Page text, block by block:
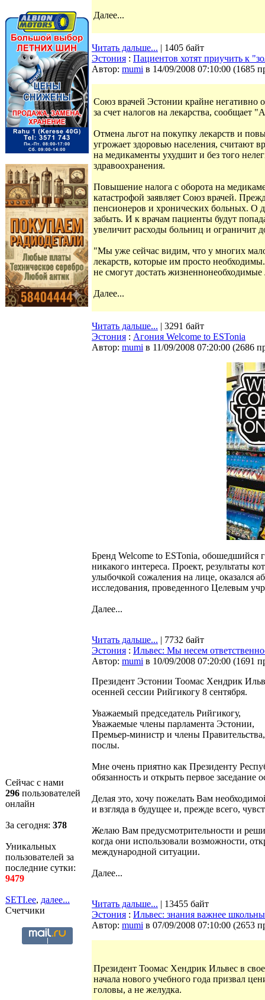
Сейчас с нами
296 пользователей
онлайн
За сегодня: 378
Уникальных
пользователей за
последние сутки:
9479
SETI.ee, далее...
Счетчики
Далее...
Читать дальше... | 1405 байт
Эстония : Пациентов хотят приучить к
Автор: mumi в 14/09/2008 07:10:00 (1685
Союз врачей Эстонии крайне негативно
за счет налогов на лекарства, сообщает
Отмена льгот на покупку лекарств и
угрожает здоровью населения, считают
на медикаменты ухудшит и без того
здравоохранения.
Повышение налога с оборота на
катастрофой заявляет Союз врачей.
пенсионеров и хронических больных. О
забыть. И к врачам пациенты будут
увеличит расходы больниц и ограничит
"Мы уже сейчас видим, что у многих
лекарств, которые им просто
не смогут достать
Далее...
Читать дальше... | 3291 байт
Эстония : Агония Welcome to ESTonia
Автор: mumi в 11/09/2008 07:20:00 (2686
Бренд Welcome to ESTonia, обошедшийся
никакого интереса. Проект, результаты
улыбочкой сожаления на лице, оказался
исследования, проведенного Целевым
Далее...
Читать дальше... | 7732 байт
Эстония : Ильвес: Мы несем
Автор: mumi в 10/09/2008 07:20:00 (1691
Президент Эстонии Тоомас Хендрик
осенней сессии Рийгикогу 8 сентября.
Уважаемый председатель Рийгикогу,
Уважаемые члены парламента Эстонии,
Премьер-министр и члены Правительства,
послы.
Мне очень приятно как Президенту
обязанность и открыть первое заседание
Делая это, хочу пожелать Вам
и взгляда в будущее и, прежде всего,
Желаю Вам предусмотрительности и
когда они использовали возможности,
международной ситуации.
Далее...
Читать дальше... | 13455 байт
Эстония : Ильвес: знания важнее
Автор: mumi в 07/09/2008 07:10:00 (2653
Президент Тоомас Хендрик Ильвес в
начала нового учебного года призвал
головы, а не желудка.